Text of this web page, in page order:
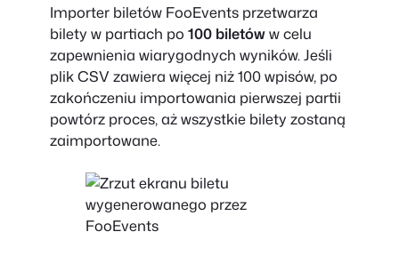
Importer biletów FooEvents przetwarza
bilety w partiach po 100 biletóww celu
zapewnienia wiarygodnych wyników. Jeśli
plik CSV zawiera więcej niż 100 wpisów, po
zakończeniu importowania pierwszej partii
powtórz proces, aż wszystkie bilety zostaną
zaimportowane.